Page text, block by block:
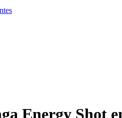
Energy Shot